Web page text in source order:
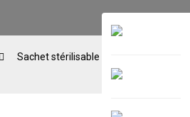
Sachet stérilisable